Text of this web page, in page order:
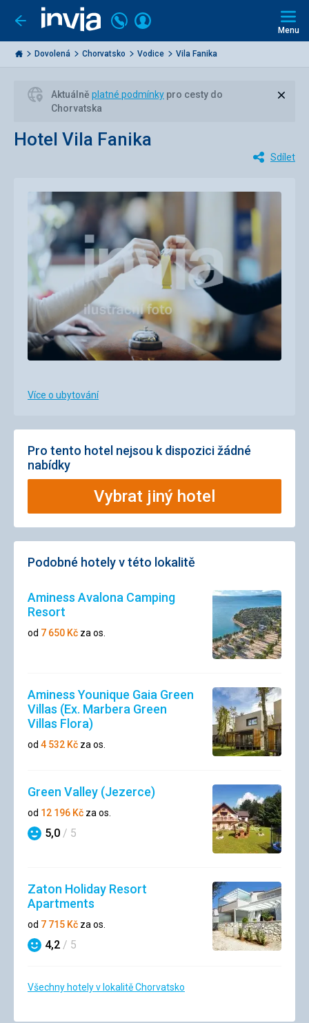
Jít
zpět
Invia.cz
Volejte
226
000
284
Přihlásit
Menu
Dovolená Chorvatsko Vodice Vila Fanika
Aktuálně platné podmínky pro cesty do
Chorvatska
Hotel Vila Fanika
Sdílet
Více o ubytování
Pro tento hotel nejsou k dispozici žádné
nabídky
Vybrat jiný hotel
Podobné hotely v této lokalitě
Aminess Avalona Camping
Resort
od 7 650 Kč za os.
Aminess Younique Gaia Green
Villas (Ex. Marbera Green
Villas Flora)
od 4 532 Kč za os.
Green Valley (Jezerce)
od 12 196 Kč za os.
Hodnocení
5,0 / 5
Zaton Holiday Resort
Apartments
od 7 715 Kč za os.
Hodnocení
4,2 / 5
Všechny hotely v lokalitě Chorvatsko